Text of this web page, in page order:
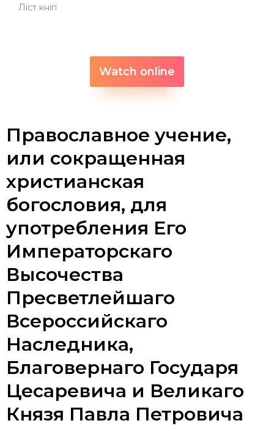
Ліст кнігі
Watch online
Православное учение,
или сокращенная
христианская
богословия, для
употребления Его
Императорскаго
Высочества
Пресветлейшаго
Всероссийскаго
Наследника,
Благовернаго Государя
Цесаревича и Великаго
Князя Павла Петровича